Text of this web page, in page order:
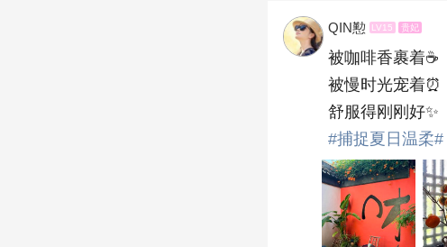
QIN懃 LV15 贵妃
被咖啡香裹着☕
被慢时光宠着⏰
舒服得刚刚好✨
#捕捉夏日温柔#